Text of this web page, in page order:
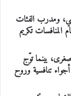
ومدرب الفئات
تكريم
بينما توّج
تنافسية وروح